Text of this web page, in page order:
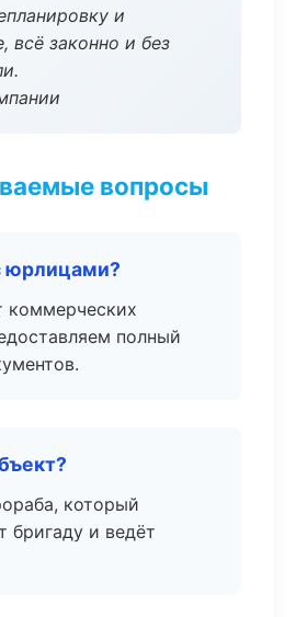
и
всё законно и без
вопросы
юрлицами?
коммерческих
полный
который
бригаду и ведёт